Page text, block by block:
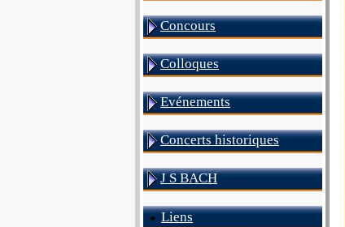
Concours
Colloques
Evénements
Concerts historiques
J S BACH
Liens